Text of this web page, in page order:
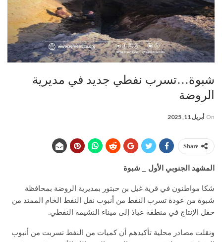
شبوة…تسرب نفطي جديد في مديرية
الروضة
On أبريل 11, 2025
Share
المشهد الجنوبي الأول _ شبوة
شكا مواطنون في قرية غيل بن حبتور بمديرية الروضة بمحافظة
شبوة من عودة تسرب النفط من أنبوب نقل النفط الخام الممتد من
حقل الإنتاج في منطقة عياذ إلى ميناء النشيمة النفطي.
ونقلت مصادر محلية تأكيدهم أن كميات من النفط تسربت من أنبوب